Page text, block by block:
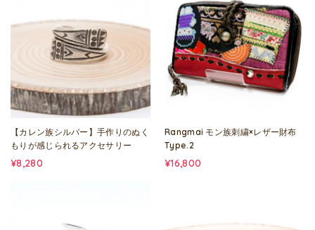
【カレン族シルバー】手作りのぬく
もりが感じられるアクセサリー
¥8,280
Rangmai モン族刺繍×レザー財布
Type.2
¥16,800